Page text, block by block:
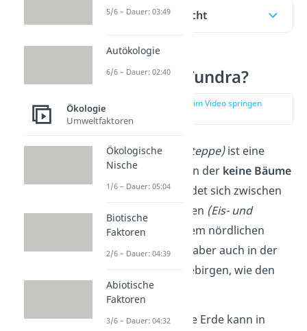
Inhaltsübersicht
Was ist die Tundra?
zur Stelle im Video springen
Die Tundra(Kältesteppe)ist eine
Vegetationszone
, in der keine Bäume
wachsen. Sie befindet sich zwischen
den eisigen Gebieten (Eis- und
Kältewüste)
und dem nördlichen
Nadelwald(Taiga), aber auch in der
Antarktis und in Gebirgen, wie den
Alpen.
Zur Erinnerung:
Die Erde kann in
5/6 – Dauer: 03:49
Autökologie
6/6 – Dauer: 02:40
Ökologie
Umweltfaktoren
Ökologische
Nische
1/6 – Dauer: 05:04
Biotische
Faktoren
2/6 – Dauer: 04:39
Abiotische
Faktoren
3/6 – Dauer: 04:32